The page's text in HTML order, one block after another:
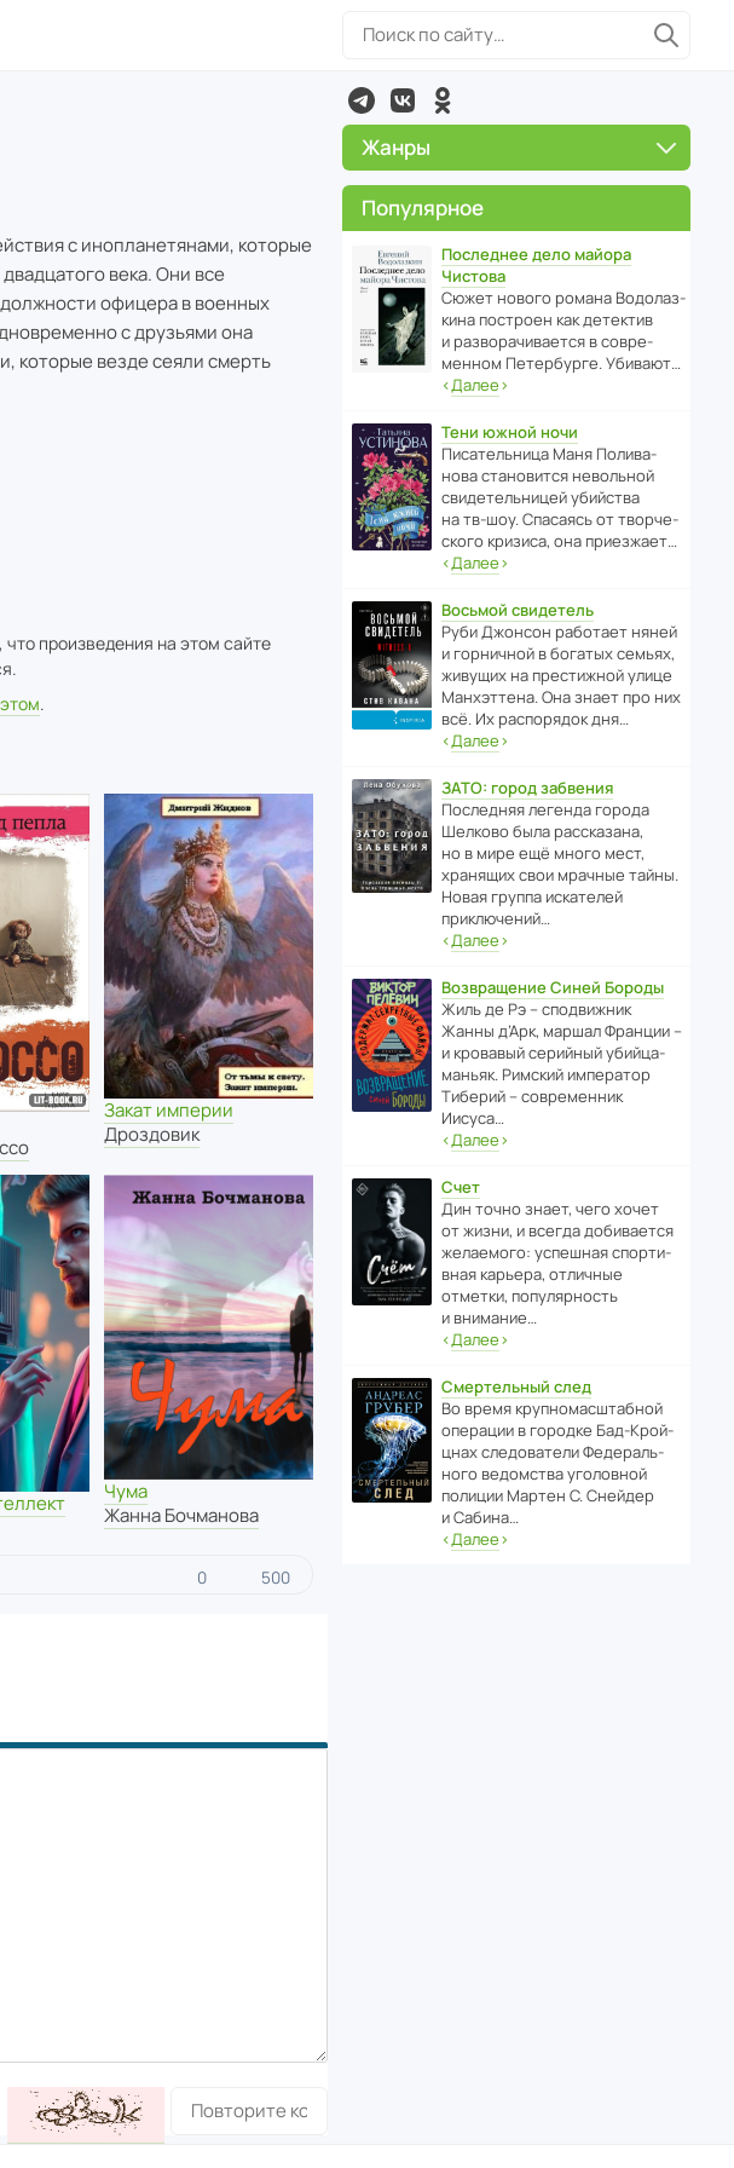
с инопланетянами, которые
века. Они все
офицера в военных
с друзьями она
которые везде сеяли смерть
произведения на этом сайте
.
Закат империи
Дроздовик
Чума
Жанна Бочманова
0 500
Жанры
Популярное
Последнее дело майора
Чистова
Сюжет нового романа Водо­ла­з­
кина пост­роен как дете­ктив
и разво­ра­чи­ва­ется в совре­
менном Пете­р­бурге. Убивают…
‹Далее›
Тени южной ночи
Писа­тель­ница Маня Поли­ва­
нова стано­вится невольной
свиде­тель­ницей убийства
на тв-шоу. Спасаясь от твор­че­
с­кого кризиса, она приезжает…
‹Далее›
Восьмой свидетель
Руби Джонсон рабо­тает няней
и горни­чной в богатых семьях,
живущих на прес­ти­жной улице
Манх­эт­тена. Она знает про них
всё. Их распо­рядок дня…
‹Далее›
ЗАТО: город забвения
После­дняя легенда города
Шелково была расска­зана,
но в мире ещё много мест,
хранящих свои мрачные тайны.
Новая группа иска­телей
приключений…
‹Далее›
Возвращение Синей Бороды
Жиль де Рэ – спод­ви­жник
Жанны д’Арк, маршал Франции –
и кровавый серийный убийца-
маньяк. Римский импе­ратор
Тиберий – совре­менник
Иисуса…
‹Далее›
Счет
Дин точно знает, чего хочет
от жизни, и всегда доби­ва­ется
жела­е­мого: успе­шная спор­ти­
вная карьера, отли­чные
отметки, попу­ля­р­ность
и внимание…
‹Далее›
Смертельный след
Во время круп­но­мас­ш­та­бной
операции в городке Бад‑Крой­
цнах следо­ва­тели Феде­раль­
ного ведомства уголо­вной
полиции Мартен С. Снейдер
и Сабина…
‹Далее›